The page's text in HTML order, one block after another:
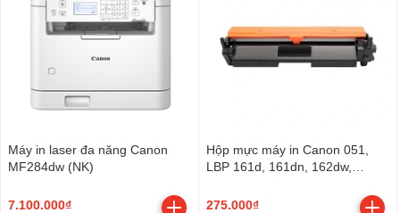
Máy in laser đa năng Canon
MF284dw (NK)
7.100.000₫
Hộp mực máy in Canon 051,
LBP 161d, 161dn, 162dw,
267dw, 269dw
275.000₫